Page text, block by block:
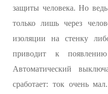
защиты человека. Но
только лишь через
изоляции на стенку
приводит к
Автоматический
сработает: ток очень